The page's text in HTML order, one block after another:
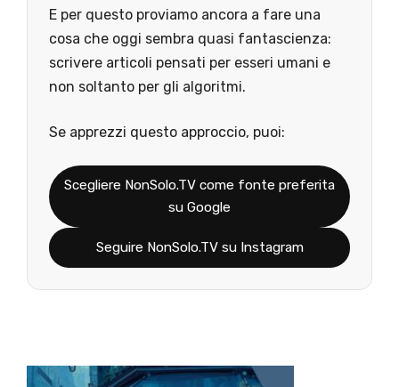
E per questo proviamo ancora a fare una
cosa che oggi sembra quasi fantascienza:
scrivere articoli pensati per esseri umani e
non soltanto per gli algoritmi.
Se apprezzi questo approccio, puoi:
Scegliere NonSolo.TV come fonte preferita
su Google
Seguire NonSolo.TV su Instagram